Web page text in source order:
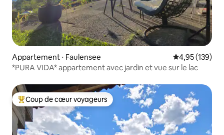
Appartement ⋅ Faulensee Évaluation
4,95 (139)
*PURA VIDA* appartement avec jardin et vue sur le lac
Coups de cœur voyageurs les plus appréciés
Coup de cœur voyageurs